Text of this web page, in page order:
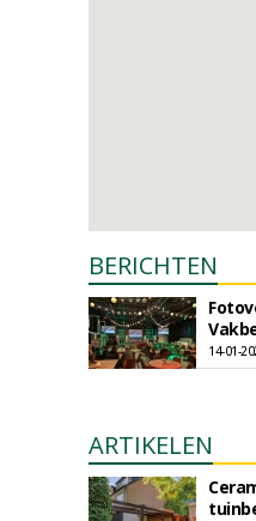
BERICHTEN
14-01-
ARTIKELEN